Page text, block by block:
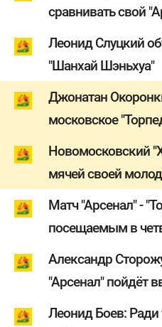
сравнивать свой
Леонид Слуцкий
"Шанхай Шэньхуа"
Джонатан
московское
Новомосковский
мячей своей
Матч "Арсенал" -
посещаемым в
Александр
"Арсенал" пойдёт
Леонид Боев: Ради